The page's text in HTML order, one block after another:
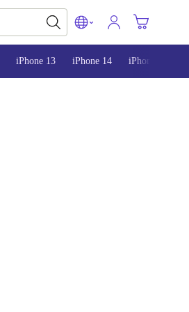
iPhone 13 iPhone 14 iPhone 15